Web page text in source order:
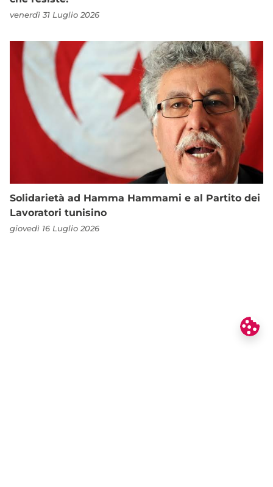
venerdì 31 Luglio 2026
Solidarietà ad Hamma Hammami e al Partito dei
Lavoratori tunisino
giovedì 16 Luglio 2026